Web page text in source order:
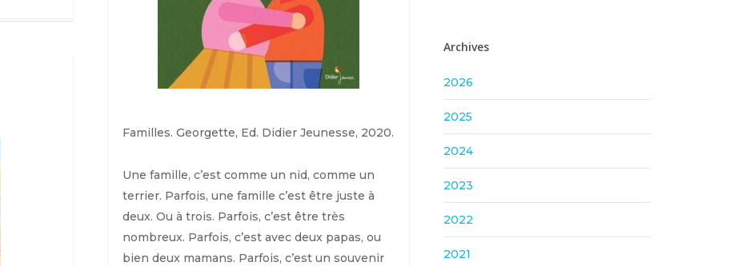
Familles. Georgette, Ed. Didier Jeunesse, 2020.
Une famille, c’est comme un nid, comme un
terrier. Parfois, une famille c’est être juste à
deux. Ou à trois. Parfois, c’est être très
nombreux. Parfois, c’est avec deux papas, ou
bien deux mamans. Parfois, c’est un souvenir
Archives
2026
2025
2024
2023
2022
2021